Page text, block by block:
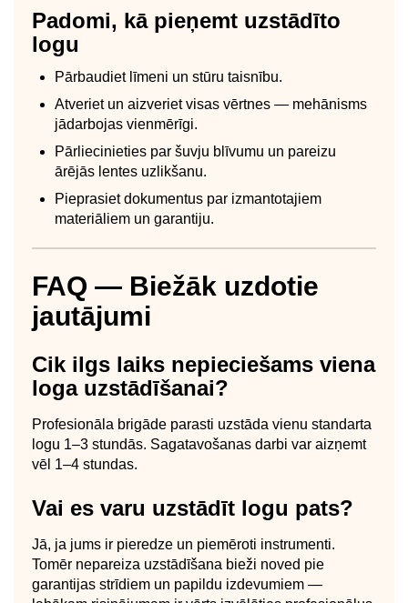
Padomi, kā pieņemt uzstādīto
logu
Pārbaudiet līmeni un stūru taisnību.
Atveriet un aizveriet visas vērtnes — mehānisms
jādarbojas vienmērīgi.
Pārliecinieties par šuvju blīvumu un pareizu
ārējās lentes uzlikšanu.
Pieprasiet dokumentus par izmantotajiem
materiāliem un garantiju.
FAQ — Biežāk uzdotie
jautājumi
Cik ilgs laiks nepieciešams viena
loga uzstādīšanai?
Profesionāla brigāde parasti uzstāda vienu standarta
logu 1–3 stundās. Sagatavošanas darbi var aizņemt
vēl 1–4 stundas.
Vai es varu uzstādīt logu pats?
Jā, ja jums ir pieredze un piemēroti instrumenti.
Tomēr nepareiza uzstādīšana bieži noved pie
garantijas strīdiem un papildu izdevumiem —